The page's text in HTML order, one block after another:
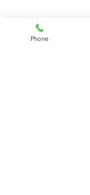
Phone